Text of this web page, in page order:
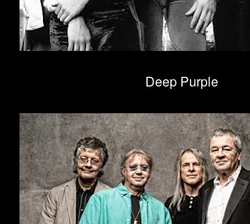
Deep Purple